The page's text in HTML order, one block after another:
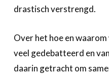
drastisch verstrengd.
Over het hoe en
veel gedebatteerd en
daarin getracht om